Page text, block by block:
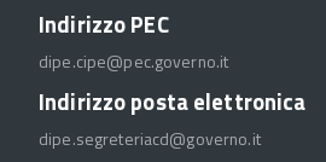
Indirizzo PEC
dipe.cipe@pec.governo.it
Indirizzo posta elettronica
dipe.segreteriacd@governo.it